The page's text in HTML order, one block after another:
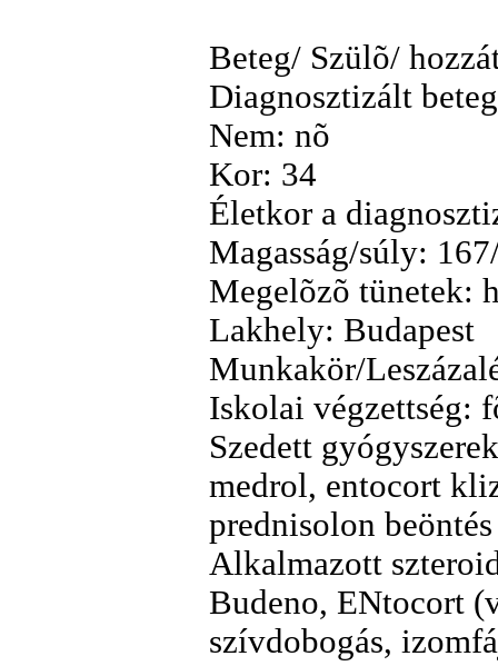
Beteg/ Szülõ/
Diagnosztizált
Nem: nõ
Kor: 34
Életkor a
Magasság/súly:
Megelõzõ tünetek:
Lakhely: Budapest
Munkakör/
Iskolai végzettség:
Szedett
medrol, entocort
prednisolon beöntés
Alkalmazott
Budeno, ENtocort
szívdobogás,